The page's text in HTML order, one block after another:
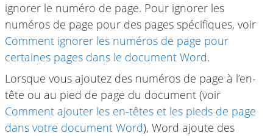
ignorer le numéro de page. Pour ignorer les
numéros de page pour des pages spécifiques, voir
Comment ignorer les numéros de page pour
certaines pages dans le document Word.
Lorsque vous ajoutez des numéros de page à l’en-
tête ou au pied de page du document (voir
Comment ajouter les en-têtes et les pieds de page
dans votre document Word), Word ajoute des